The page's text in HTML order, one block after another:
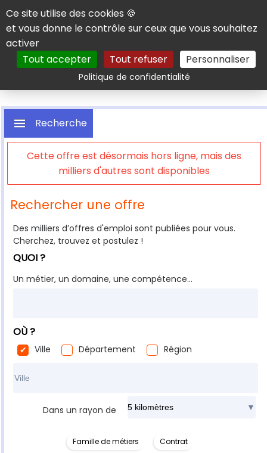
Panneau de gestion des cookies
Ce site utilise des cookies 🍪
et vous donne le contrôle sur ceux que vous souhaitez
activer
Tout accepter
Tout refuser Personnaliser
Politique de confidentialitéRechercher
Cette offre est désormais hors ligne, mais des
milliers d'autres sont disponibles
Recherche
Rechercher une offre
Des milliers d’offres d'emploi sont publiées pour vous.
Cherchez, trouvez et postulez !
QUOI ?
Un métier, un domaine, une compétence...
OÙ ?
Ville Département
Région
Dans un rayon de
Famille de métiers Contrat